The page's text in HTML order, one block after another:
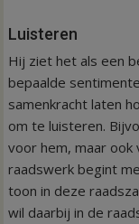
Luisteren
Hij ziet het als een
bepaalde
samenkracht laten
om te luisteren.
voor hem, maar
raadswerk begint
toon in deze
wil daarbij in de